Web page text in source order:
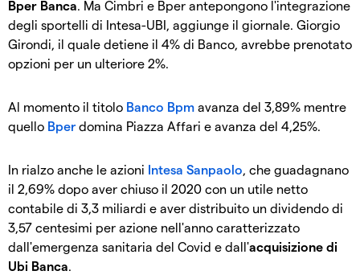
Bper Banca. Ma Cimbri e Bper antepongono l'integrazione
degli sportelli di Intesa-UBI, aggiunge il giornale. Giorgio
Girondi, il quale detiene il 4% di Banco, avrebbe prenotato
opzioni per un ulteriore 2%.
Al momento il titolo Banco Bpm avanza del 3,89% mentre
quello Bper domina Piazza Affari e avanza del 4,25%.
In rialzo anche le azioni Intesa Sanpaolo, che guadagnano
il 2,69% dopo aver chiuso il 2020 con un utile netto
contabile di 3,3 miliardi e aver distribuito un dividendo di
3,57 centesimi per azione nell'anno caratterizzato
dall'emergenza sanitaria del Covid e dall'acquisizione di
Ubi Banca.